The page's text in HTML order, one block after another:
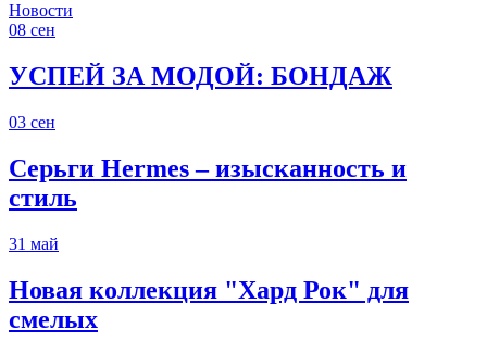
Новости
08 сен
УСПЕЙ ЗА МОДОЙ: БОНДАЖ
03 сен
Серьги Hermes – изысканность и
стиль
31 май
Новая коллекция "Хард Рок" для
смелых